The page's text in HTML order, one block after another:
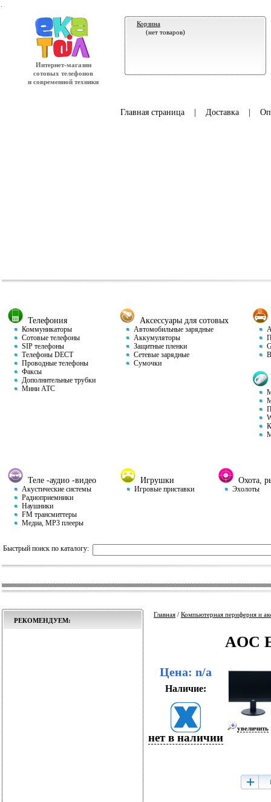
Интернет-магазин
сотовых телефонов
и современной техники
Корзина
(нет товаров)
Главная страница| Доставка|
Телефония
Коммуникаторы
Сотовые телефоны
SIP телефоны
Телефоны DECT
Проводные телефоны
Факсы
Дополнительные трубки
Мини АТС
Аксессуары для сотовых
Автомобильные зарядные
Аккумуляторы
Защитные пленки
Сетевые зарядные
Сумочки
Теле -аудио -видео
Акустические системы
Радиоприемники
Наушники
FM трансмиттеры
Медиа, MP3 плееры
Игрушки
Игровые приставки
Охота,
Эхолоты
Быстрый поиск по каталогу:
РЕКОМЕНДУЕМ:
Главная / Компьютерная периферия и
AOC
Цена: n/a
Наличие:
нет в наличии
увеличить